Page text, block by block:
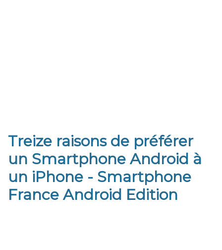
Treize raisons de préférer
un Smartphone Android à
un iPhone - Smartphone
France Android Edition